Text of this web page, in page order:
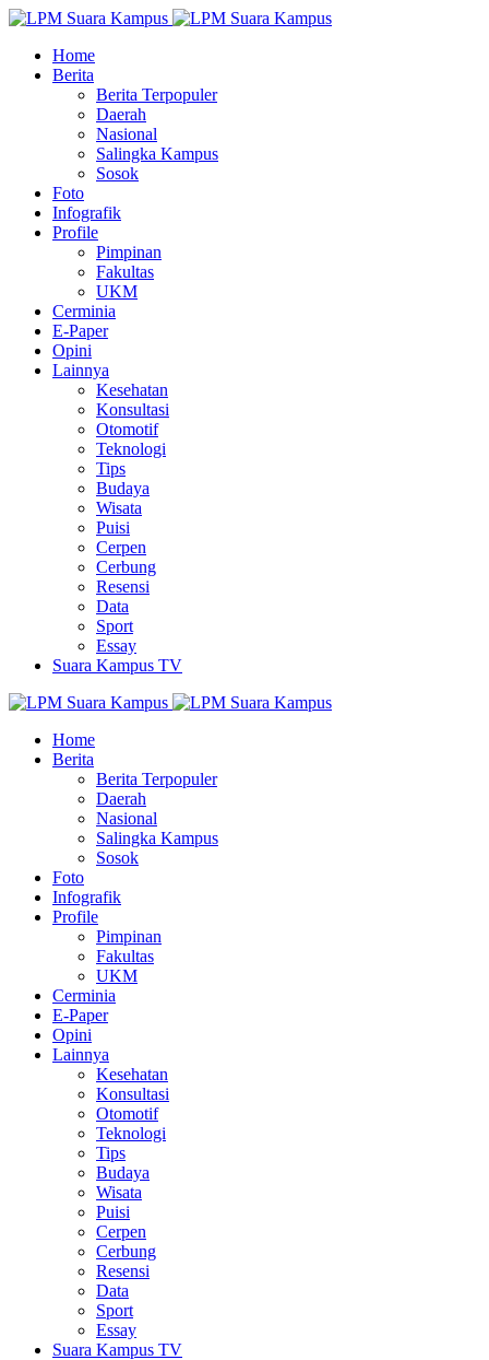
Home
Berita
Berita Terpopuler
Daerah
Nasional
Salingka Kampus
Sosok
Foto
Infografik
Profile
Pimpinan
Fakultas
UKM
Cerminia
E-Paper
Opini
Lainnya
Kesehatan
Konsultasi
Otomotif
Teknologi
Tips
Budaya
Wisata
Puisi
Cerpen
Cerbung
Resensi
Data
Sport
Essay
Suara Kampus TV
Home
Berita
Berita Terpopuler
Daerah
Nasional
Salingka Kampus
Sosok
Foto
Infografik
Profile
Pimpinan
Fakultas
UKM
Cerminia
E-Paper
Opini
Lainnya
Kesehatan
Konsultasi
Otomotif
Teknologi
Tips
Budaya
Wisata
Puisi
Cerpen
Cerbung
Resensi
Data
Sport
Essay
Suara Kampus TV